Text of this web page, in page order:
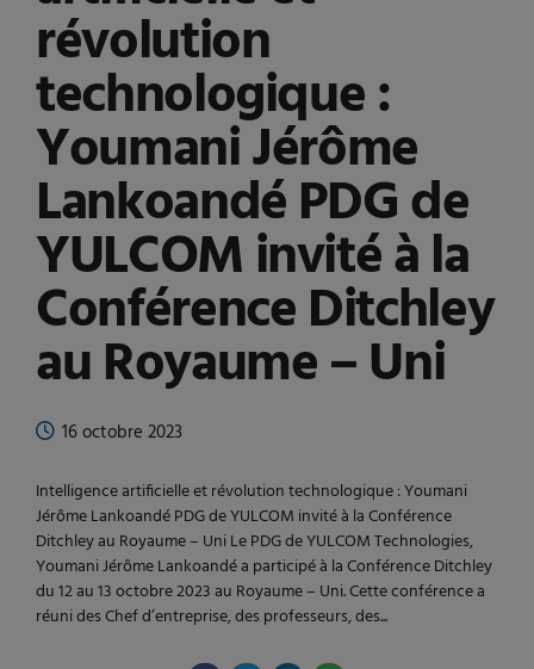
révolution
technologique :
Youmani Jérôme
Lankoandé PDG de
YULCOM invité à la
Conférence Ditchley
au Royaume – Uni
16 octobre 2023
Intelligence artificielle et révolution technologique : Youmani
Jérôme Lankoandé PDG de YULCOM invité à la Conférence
Ditchley au Royaume – Uni Le PDG de YULCOM Technologies,
Youmani Jérôme Lankoandé a participé à la Conférence Ditchley
du 12 au 13 octobre 2023 au Royaume – Uni. Cette conférence a
réuni des Chef d’entreprise, des professeurs, des...